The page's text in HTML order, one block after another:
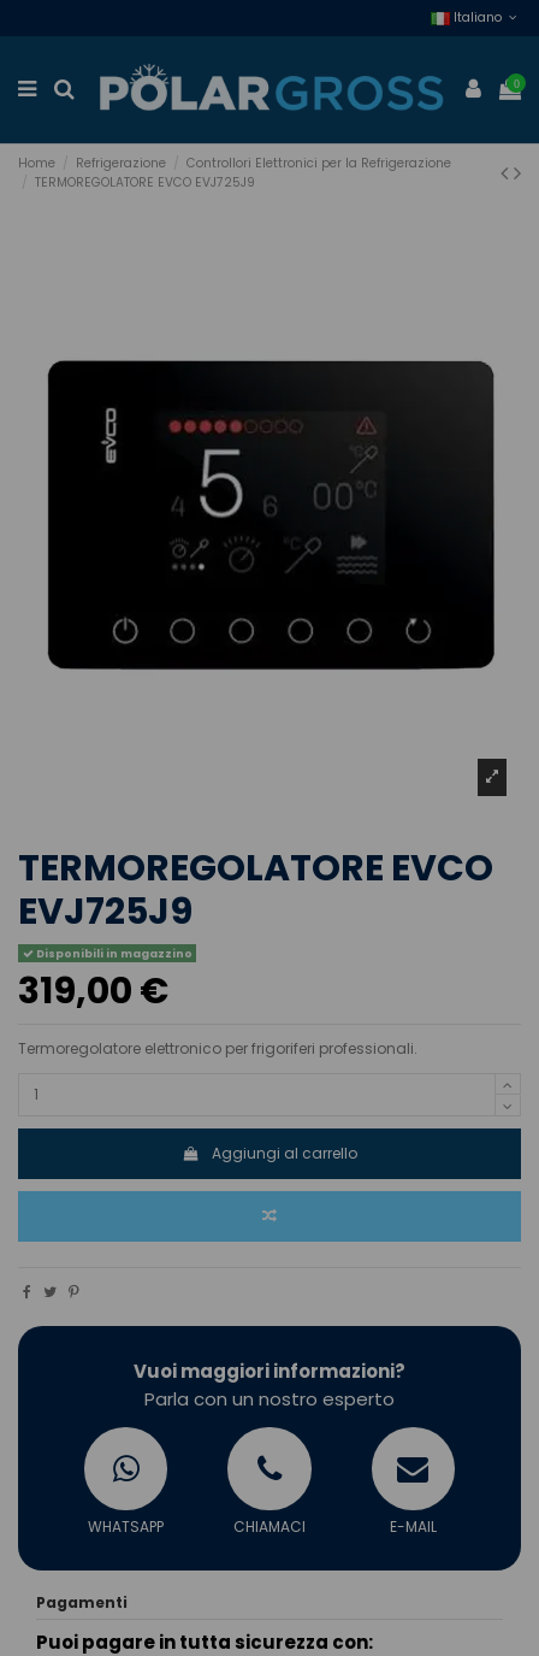
Italiano
0
Home Refrigerazione
Controllori Elettronici per la Refrigerazione
TERMOREGOLATORE EVCO EVJ725J9
TERMOREGOLATORE EVCO
EVJ725J9
Disponibili in magazzino
319,00 €
Termoregolatore elettronico per frigoriferi professionali.
Aggiungi al carrello
Vuoi maggiori informazioni?
Parla con un nostro esperto
WHATSAPP CHIAMACI E-MAIL
Pagamenti
Puoi pagare in tutta sicurezza con: